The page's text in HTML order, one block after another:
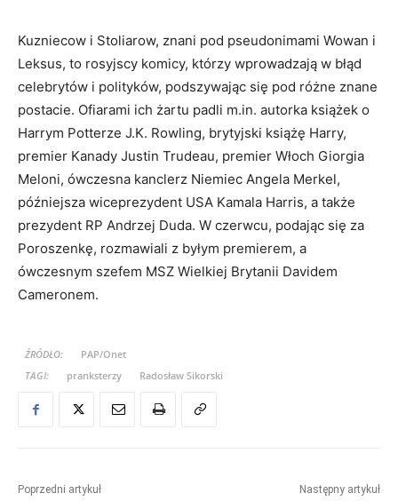
Kuzniecow i Stoliarow, znani pod pseudonimami Wowan i
Leksus, to rosyjscy komicy, którzy wprowadzają w błąd
celebrytów i polityków, podszywając się pod różne znane
postacie. Ofiarami ich żartu padli m.in. autorka książek o
Harrym Potterze J.K. Rowling, brytyjski książę Harry,
premier Kanady Justin Trudeau, premier Włoch Giorgia
Meloni, ówczesna kanclerz Niemiec Angela Merkel,
późniejsza wiceprezydent USA Kamala Harris, a także
prezydent RP Andrzej Duda. W czerwcu, podając się za
Poroszenkę, rozmawiali z byłym premierem, a
ówczesnym szefem MSZ Wielkiej Brytanii Davidem
Cameronem.
ŹRÓDŁO:
PAP/Onet
TAGI:
pranksterzy Radosław Sikorski
Poprzedni artykuł Następny artykuł